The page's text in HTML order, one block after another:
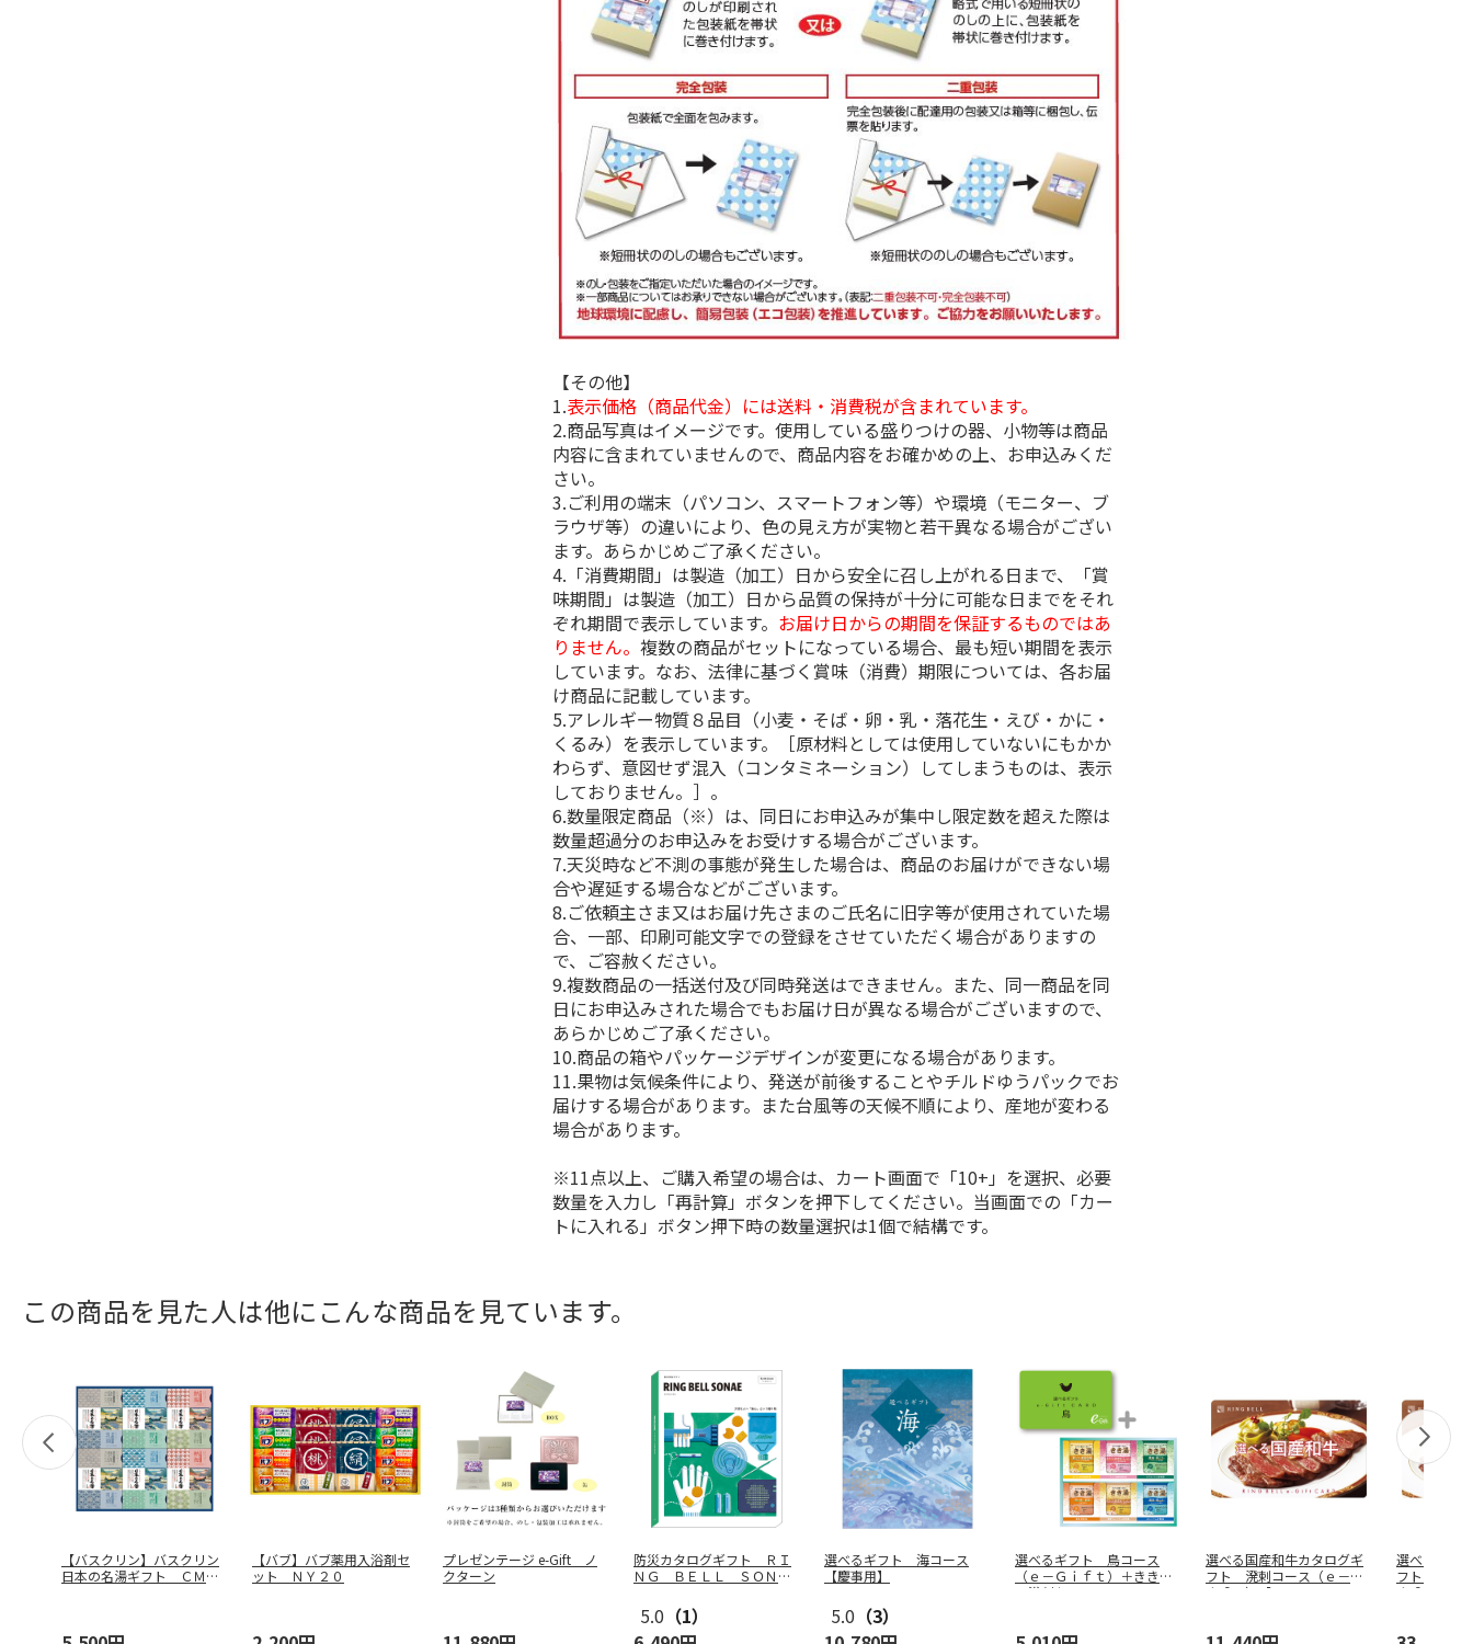
【その他】
1.表示価格（商品代金）には送料・消費税が含まれています。
2.商品写真はイメージです。使用している盛りつけの器、小物等は商品
内容に含まれていませんので、商品内容をお確かめの上、お申込みくだ
さい。
3.ご利用の端末（パソコン、スマートフォン等）や環境（モニター、ブ
ラウザ等）の違いにより、色の見え方が実物と若干異なる場合がござい
ます。あらかじめご了承ください。
4.「消費期間」は製造（加工）日から安全に召し上がれる日まで、「賞
味期間」は製造（加工）日から品質の保持が十分に可能な日までをそれ
ぞれ期間で表示しています。 お届け日からの期間を保証するものではあ
りません。複数の商品がセットになっている場合、最も短い期間を表示
しています。なお、法律に基づく賞味（消費）期限については、各お届
け商品に記載しています。
5.アレルギー物質８品目（小麦・そば・卵・乳・落花生・えび・かに・
くるみ）を表示しています。［原材料としては使用していないにもかか
わらず、意図せず混入（コンタミネーション）してしまうものは、表示
しておりません。］。
6.数量限定商品（※）は、同日にお申込みが集中し限定数を超えた際は
数量超過分のお申込みをお受けする場合がございます。
7.天災時など不測の事態が発生した場合は、商品のお届けができない場
合や遅延する場合などがございます。
8.ご依頼主さま又はお届け先さまのご氏名に旧字等が使用されていた場
合、一部、印刷可能文字での登録をさせていただく場合がありますの
で、ご容赦ください。
9.複数商品の一括送付及び同時発送はできません。また、同一商品を同
日にお申込みされた場合でもお届け日が異なる場合がございますので、
あらかじめご了承ください。
10.商品の箱やパッケージデザインが変更になる場合があります。
11.果物は気候条件により、発送が前後することやチルドゆうパックでお
届けする場合があります。また台風等の天候不順により、産地が変わる
場合があります。
※11点以上、ご購入希望の場合は、カート画面で「10+」を選択、必要
数量を入力し「再計算」ボタンを押下してください。当画面での「カー
トに入れる」ボタン押下時の数量選択は1個で結構です。
この商品を見た人は他にこんな商品を見ています。
【バスクリン】バスクリン
日本の名湯ギフト ＣＭＯ
【バブ】バブ薬用入浴剤セ
ット ＮＹ２０
プレゼンテージ e-Gift ノ
クターン
防災カタログギフト ＲＩ
ＮＧ ＢＥＬＬ ＳＯＮＡ
5.0 （1）
選べるギフト 海コース
【慶事用】
5.0 （3）
選べるギフト 鳥コース
（ｅ－Ｇｉｆｔ）＋きき湯
入浴剤セット
選べる国産和牛カタログギ
フト 溌剌コース（ｅ－Ｇ
ｉｆｔ）【
選べる国産
フト 福禄
ｉｆｔ）【